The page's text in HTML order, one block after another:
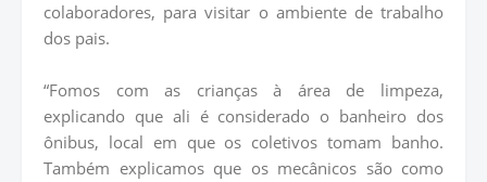
colaboradores, para visitar o ambiente de trabalho
dos pais.
“Fomos com as crianças à área de limpeza,
explicando que ali é considerado o banheiro dos
ônibus, local em que os coletivos tomam banho.
Também explicamos que os mecânicos são como